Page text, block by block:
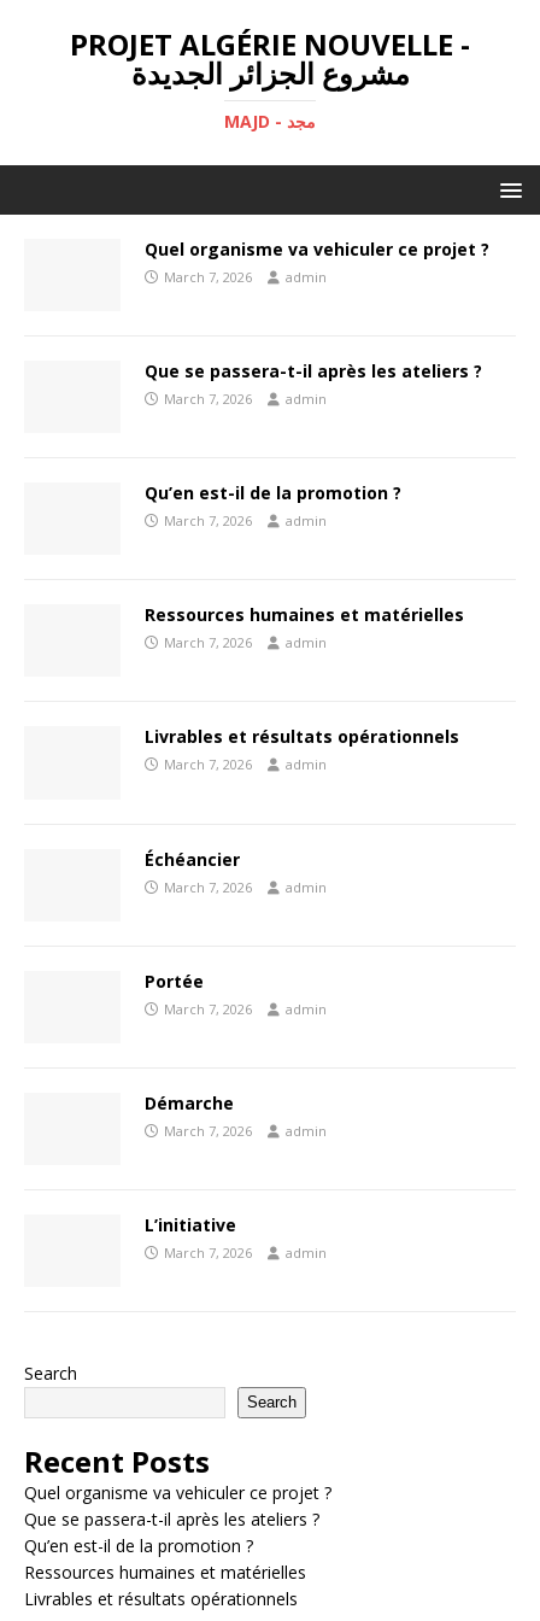
PROJET ALGÉRIE NOUVELLE -
مشروع الجزائر الجديدة
MAJD - مجد
Quel organisme va vehiculer ce projet ?
March 7, 2026 admin
Que se passera-t-il après les ateliers ?
March 7, 2026 admin
Qu’en est-il de la promotion ?
March 7, 2026 admin
Ressources humaines et matérielles
March 7, 2026 admin
Livrables et résultats opérationnels
March 7, 2026 admin
Échéancier
March 7, 2026 admin
Portée
March 7, 2026 admin
Démarche
March 7, 2026 admin
L’initiative
March 7, 2026 admin
Search
Search
Recent Posts
Quel organisme va vehiculer ce projet ?
Que se passera-t-il après les ateliers ?
Qu’en est-il de la promotion ?
Ressources humaines et matérielles
Livrables et résultats opérationnels